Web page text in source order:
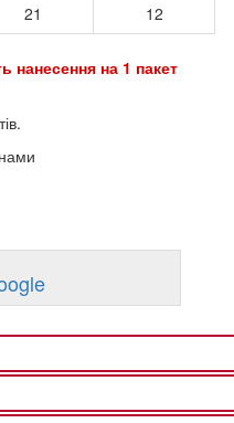
21 12
нанесення на 1 пакет